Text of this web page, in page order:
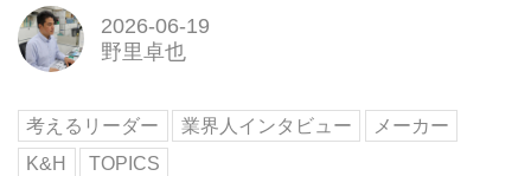
2026-06-19
野里卓也
考えるリーダー 業界人インタビュー
メーカー
K&H
TOPICS